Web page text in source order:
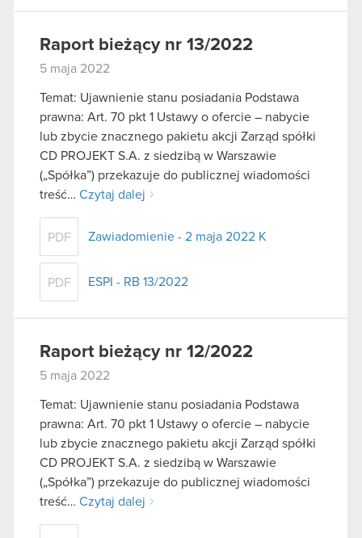
Raport bieżący nr 13/2022
5 maja 2022
Temat: Ujawnienie stanu posiadania Podstawa
prawna: Art. 70 pkt 1 Ustawy o ofercie – nabycie
lub zbycie znacznego pakietu akcji Zarząd spółki
CD PROJEKT S.A. z siedzibą w Warszawie
(„Spółka”) przekazuje do publicznej wiadomości
treść… Czytaj dalej
PDF Zawiadomienie - 2 maja 2022 K
PDF ESPI - RB 13/2022
Raport bieżący nr 12/2022
5 maja 2022
Temat: Ujawnienie stanu posiadania Podstawa
prawna: Art. 70 pkt 1 Ustawy o ofercie – nabycie
lub zbycie znacznego pakietu akcji Zarząd spółki
CD PROJEKT S.A. z siedzibą w Warszawie
(„Spółka”) przekazuje do publicznej wiadomości
treść… Czytaj dalej